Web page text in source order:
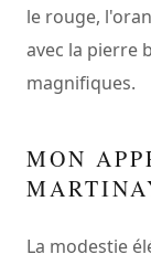
le rouge,
avec la pierre
magnifiques.
MON
La modestie